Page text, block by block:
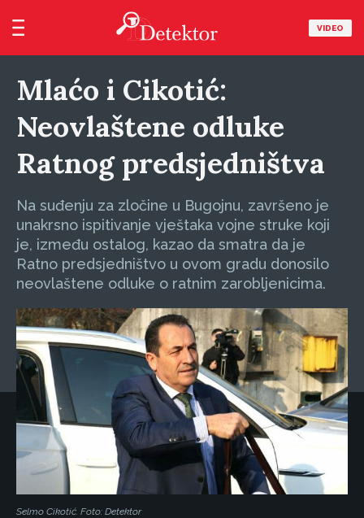
VIDEO
Mlaćo i Cikotić:
Neovlaštene odluke
Ratnog predsjedništva
Na suđenju za zločine u Bugojnu, završeno je
unakrsno ispitivanje vještaka vojne struke koji
je, između ostalog, kazao da smatra da je
Ratno predsjedništvo u ovom gradu donosilo
neovlaštene odluke o ratnim zarobljenicima.
Selmo Cikotić. Foto: Detektor